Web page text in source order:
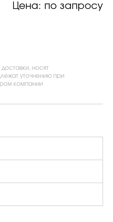
Цена: по запросу
носят
уточнению при
компании